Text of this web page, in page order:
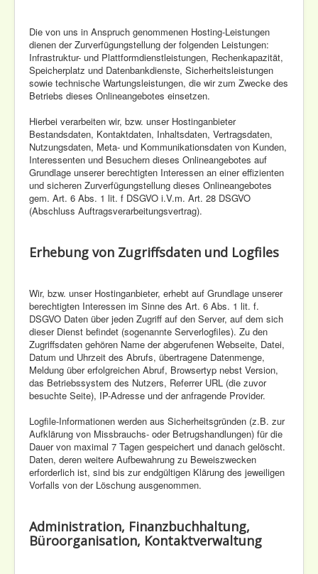
Die von uns in Anspruch genommenen Hosting-Leistungen
dienen der Zurverfügungstellung der folgenden Leistungen:
Infrastruktur- und Plattformdienstleistungen, Rechenkapazität,
Speicherplatz und Datenbankdienste, Sicherheitsleistungen
sowie technische Wartungsleistungen, die wir zum Zwecke des
Betriebs dieses Onlineangebotes einsetzen.
Hierbei verarbeiten wir, bzw. unser Hostinganbieter
Bestandsdaten, Kontaktdaten, Inhaltsdaten, Vertragsdaten,
Nutzungsdaten, Meta- und Kommunikationsdaten von Kunden,
Interessenten und Besuchern dieses Onlineangebotes auf
Grundlage unserer berechtigten Interessen an einer effizienten
und sicheren Zurverfügungstellung dieses Onlineangebotes
gem. Art. 6 Abs. 1 lit. f DSGVO i.V.m. Art. 28 DSGVO
(Abschluss Auftragsverarbeitungsvertrag).
Erhebung von Zugriffsdaten und Logfiles
Wir, bzw. unser Hostinganbieter, erhebt auf Grundlage unserer
berechtigten Interessen im Sinne des Art. 6 Abs. 1 lit. f.
DSGVO Daten über jeden Zugriff auf den Server, auf dem sich
dieser Dienst befindet (sogenannte Serverlogfiles). Zu den
Zugriffsdaten gehören Name der abgerufenen Webseite, Datei,
Datum und Uhrzeit des Abrufs, übertragene Datenmenge,
Meldung über erfolgreichen Abruf, Browsertyp nebst Version,
das Betriebssystem des Nutzers, Referrer URL (die zuvor
besuchte Seite), IP-Adresse und der anfragende Provider.
Logfile-Informationen werden aus Sicherheitsgründen (z.B. zur
Aufklärung von Missbrauchs- oder Betrugshandlungen) für die
Dauer von maximal 7 Tagen gespeichert und danach gelöscht.
Daten, deren weitere Aufbewahrung zu Beweiszwecken
erforderlich ist, sind bis zur endgültigen Klärung des jeweiligen
Vorfalls von der Löschung ausgenommen.
Administration, Finanzbuchhaltung,
Büroorganisation, Kontaktverwaltung